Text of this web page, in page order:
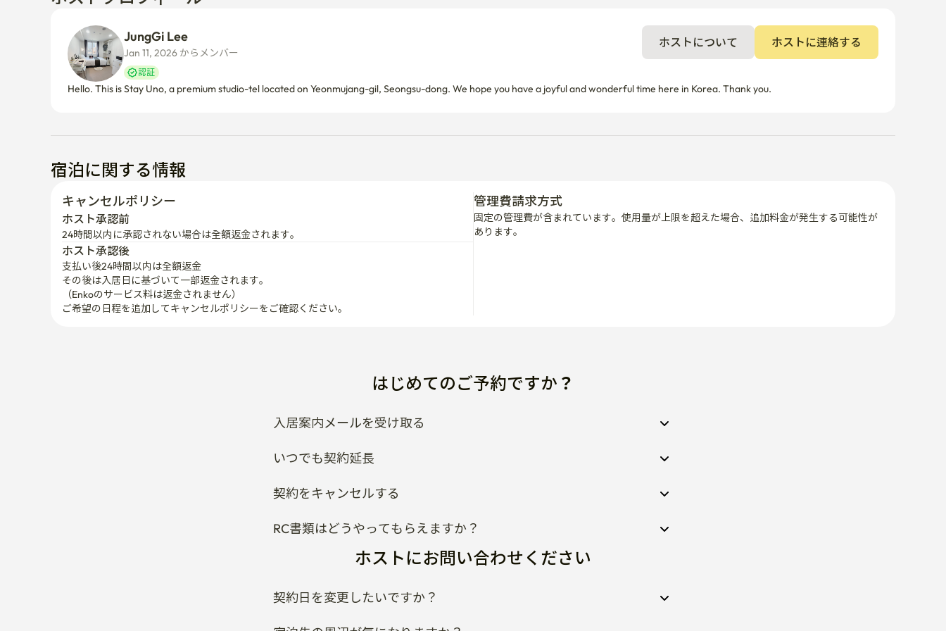
JungGi Lee
Jan 11, 2026 からメンバー
認証
ホストについて ホストに連絡する
Hello. This is Stay Uno, a premium studio-tel located on Yeonmujang-gil, Seongsu-dong. We hope you have a joyful and wonderful time here in Korea. Thank you.
宿泊に関する情報
キャンセルポリシー
ホスト承認前
24時間以内に承認されない場合は全額返金されます。
ホスト承認後
支払い後24時間以内は全額返金
その後は入居日に基づいて一部返金されます。
（Enkoのサービス料は返金されません）
ご希望の日程を追加してキャンセルポリシーをご確認ください。
管理費請求方式
固定の管理費が含まれています。使用量が上限を超えた場合、追加料金が発生する可能性が
あります。
はじめてのご予約ですか？
入居案内メールを受け取る
いつでも契約延長
契約をキャンセルする
RC書類はどうやってもらえますか？
ホストにお問い合わせください
契約日を変更したいですか？